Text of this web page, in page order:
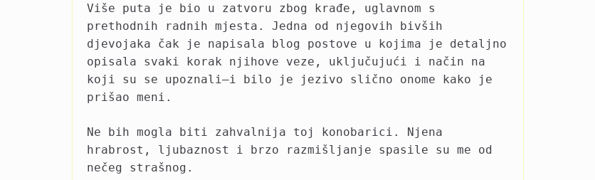
Više puta je bio u zatvoru zbog krađe, uglavnom s
prethodnih radnih mjesta. Jedna od njegovih bivših
djevojaka čak je napisala blog postove u kojima je detaljno
opisala svaki korak njihove veze, uključujući i način na
koji su se upoznali—i bilo je jezivo slično onome kako je
prišao meni.
Ne bih mogla biti zahvalnija toj konobarici. Njena
hrabrost, ljubaznost i brzo razmišljanje spasile su me od
nečeg strašnog.